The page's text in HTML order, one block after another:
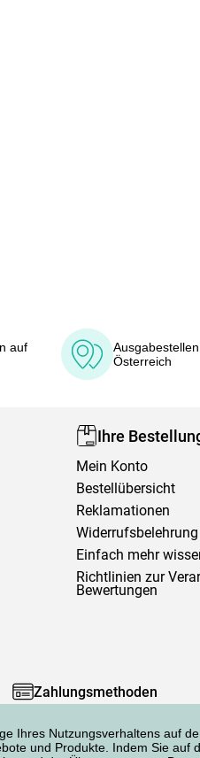
Ihres Nutzungsverhaltens auf
und Produkte. Indem Sie auf
auf
Österreich
Ihre
Mein Konto
Bestellübersicht
Reklamationen
Widerrufsbelehrung
Einfach mehr
Richtlinien zur
Bewertungen
Zahlungsmethoden